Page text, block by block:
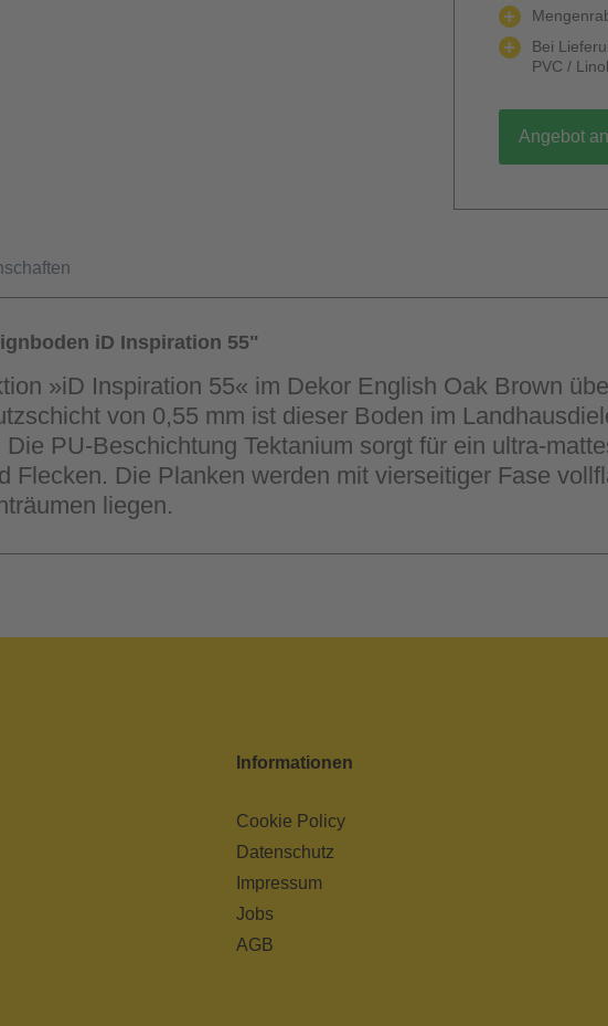
Bei
PVC /
Angebot
iD Inspiration 55"
»iD Inspiration 55« im Dekor English Oak Brown
von 0,55 mm ist dieser Boden im
PU-Beschichtung Tektanium sorgt für ein ultra-
Flecken. Die Planken werden mit vierseitiger Fase
liegen.
Informationen
Cookie Policy
Datenschutz
Impressum
Jobs
AGB